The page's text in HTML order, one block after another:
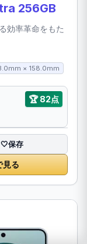
256GB
効率革命をもた
× 158.0mm
🏆 82点
🤍保存
見る